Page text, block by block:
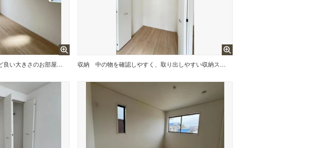
子供部屋にもちょうど良い大きさのお部屋です。 収納 中の物を確認しやすく、取り出しやすい収納スペース。お部屋を広々とお使いいただけます。